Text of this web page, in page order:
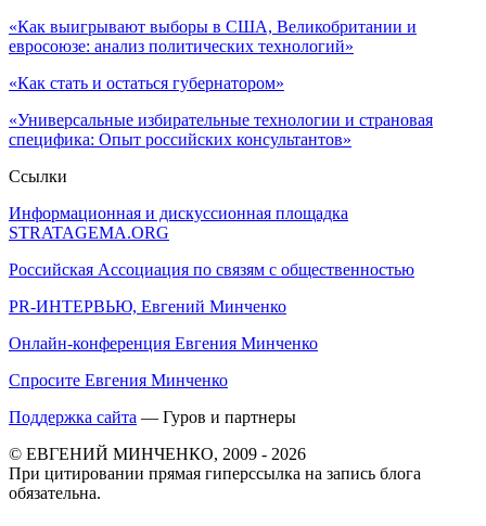
«Как выигрывают выборы в США, Великобритании и
евросоюзе: анализ политических технологий»
«Как стать и остаться губернатором»
«Универсальные избирательные технологии и страновая
специфика: Опыт российских консультантов»
Ссылки
Информационная и дискуссионная площадка
STRATAGEMA.ORG
Российская Ассоциация по связям с общественностью
PR-ИНТЕРВЬЮ, Евгений Минченко
Онлайн-конференция Евгения Минченко
Спросите Евгения Минченко
Поддержка сайта — Гуров и партнеры
© ЕВГЕНИЙ МИНЧЕНКО, 2009 - 2026
При цитировании прямая гиперссылка на запись блога
обязательна.